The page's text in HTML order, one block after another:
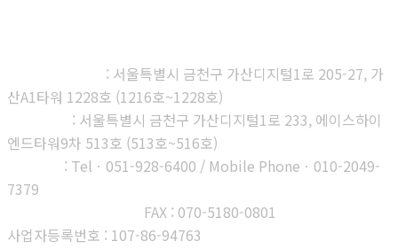
: 서울특별시 금천구 가산디지털1로 205-27, 가
산A1타워 1228호 (1216호~1228호)
: 서울특별시 금천구 가산디지털1로 233, 에이스하이
엔드타워9차 513호 (513호~516호)
: Telㆍ051-928-6400 / Mobile Phoneㆍ010-2049-
7379
FAX : 070-5180-0801
사업자등록번호 : 107-86-94763